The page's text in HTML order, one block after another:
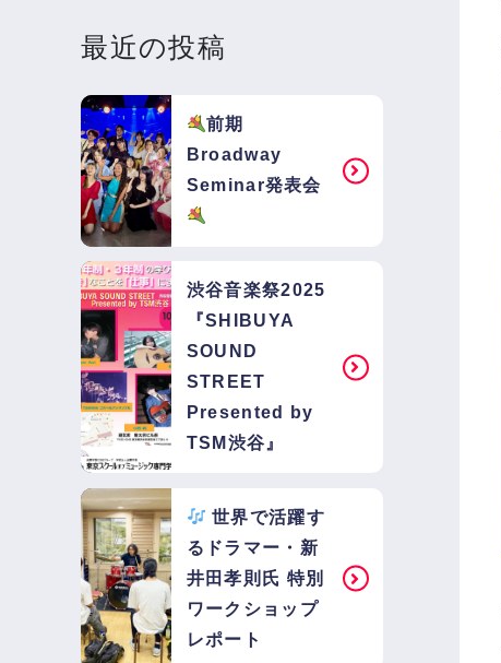
最近の投稿
前期
Broadway
Seminar発表会
渋谷音楽祭2025
『SHIBUYA
SOUND
STREET
Presented by
TSM渋谷』
世界で活躍す
るドラマー・新
井田孝則氏 特別
ワークショップ
レポート